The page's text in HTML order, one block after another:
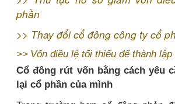
phần
>> Thay đổi cổ đông công ty cổ
>> Vốn điều lệ tối thiểu để thành
Cổ đông rút vốn bằng cách yêu
lại cổ phần của mình